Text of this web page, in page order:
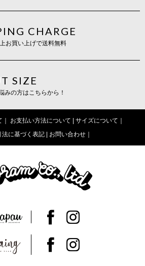
CHARGE
お買い上げで送料無料
SIZE
みの方はこちらから！
お支払い方法について | サイズについて
に基づく表記 |
お問い合わせ